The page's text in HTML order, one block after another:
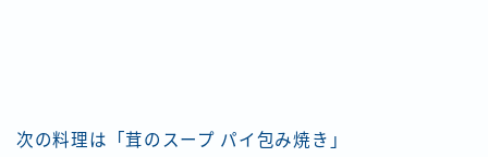
次の料理は「茸のスープ パイ包み焼き」